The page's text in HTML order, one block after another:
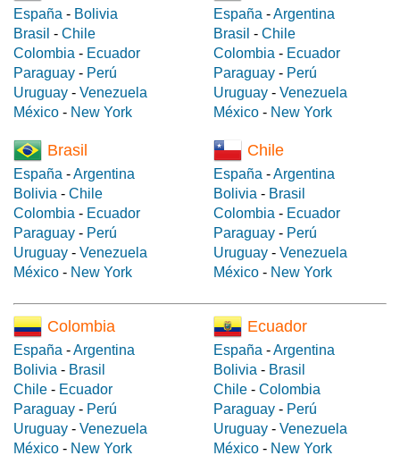
España - Bolivia
Brasil - Chile
Colombia - Ecuador
Paraguay - Perú
Uruguay - Venezuela
México - New York
España -Argentina
Brasil - Chile
Colombia - Ecuador
Paraguay - Perú
Uruguay - Venezuela
México - New York
Brasil
España -Argentina
Bolivia - Chile
Colombia - Ecuador
Paraguay - Perú
Uruguay - Venezuela
México - New York
Chile
España -Argentina
Bolivia - Brasil
Colombia - Ecuador
Paraguay - Perú
Uruguay - Venezuela
México - New York
Colombia
España -Argentina
Bolivia - Brasil
Chile - Ecuador
Paraguay - Perú
Uruguay - Venezuela
México - New York
Ecuador
España -Argentina
Bolivia - Brasil
Chile - Colombia
Paraguay - Perú
Uruguay - Venezuela
México - New York